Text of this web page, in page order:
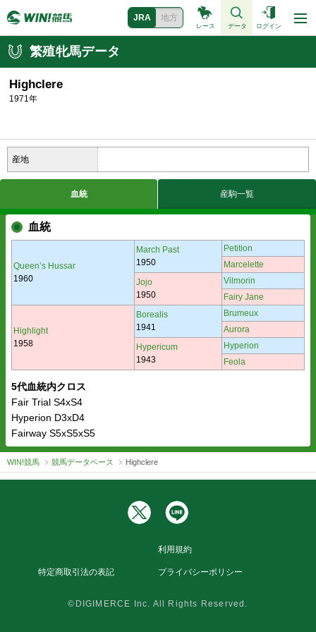
JRA 地方
レース データ ログイン
繁殖牝馬データ
Highclere
1971年
産地
血統 産駒一覧
血統
Queen’s Hussar
1960
March Past
1950
Petition
Marcelette
Jojo
1950
Vilmorin
Fairy Jane
Highlight
1958
Borealis
1941
Brumeux
Aurora
Hypericum
1943
Hyperion
Feola
5代血統内クロス
Fair Trial S4xS4
Hyperion D3xD4
Fairway S5xS5xS5
WIN!競馬 競馬データベース Highclere
利用規約
特定商取引法の表記 プライバシーポリシー
©DIGIMERCE Inc. All Rights Reserved.